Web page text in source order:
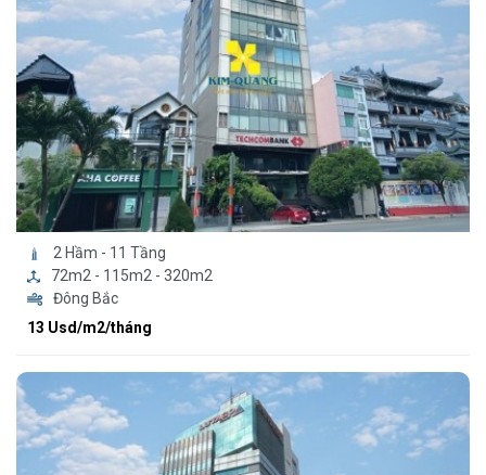
2 Hầm - 11 Tầng
72m2 - 115m2 - 320m2
Đông Bắc
13 Usd/m2/tháng